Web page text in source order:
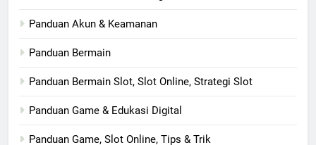
Panduan Akun & Keamanan
Panduan Bermain
Panduan Bermain Slot, Slot Online, Strategi Slot
Panduan Game & Edukasi Digital
Panduan Game, Slot Online, Tips & Trik